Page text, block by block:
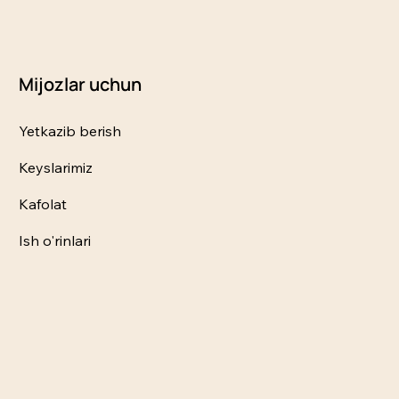
Mijozlar uchun
Yetkazib berish
Keyslarimiz
Kafolat
Ish o'rinlari